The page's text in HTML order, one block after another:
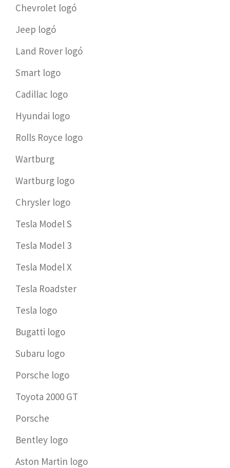
Chevrolet logó
Jeep logó
Land Rover logó
Smart logo
Cadillac logo
Hyundai logo
Rolls Royce logo
Wartburg
Wartburg logo
Chrysler logo
Tesla Model S
Tesla Model 3
Tesla Model X
Tesla Roadster
Tesla logo
Bugatti logo
Subaru logo
Porsche logo
Toyota 2000 GT
Porsche
Bentley logo
Aston Martin logo